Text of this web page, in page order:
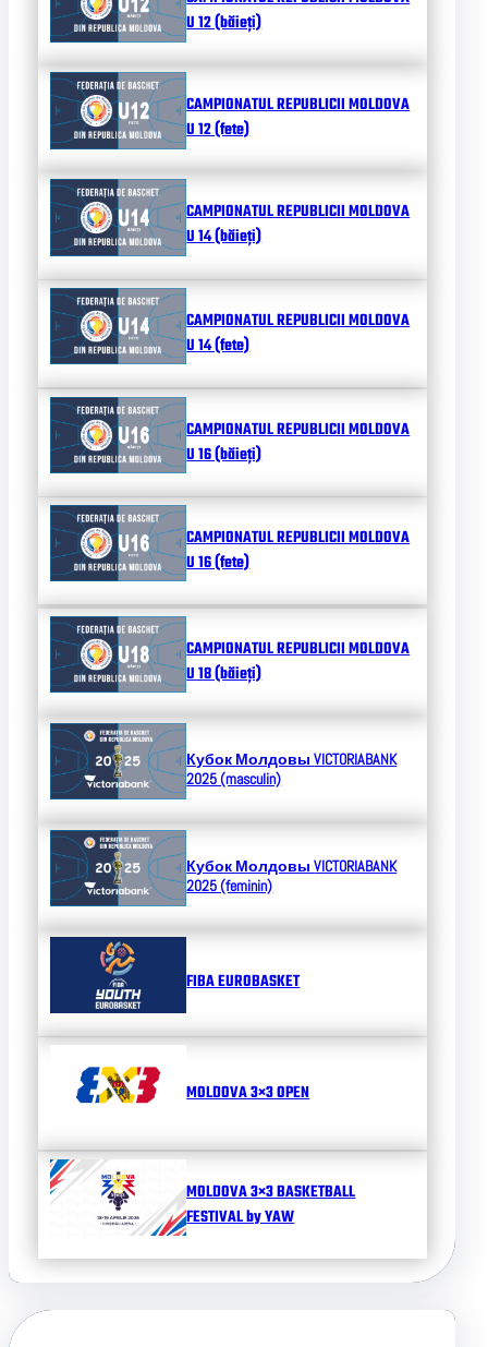
U 12 (băieți)
CAMPIONATUL REPUBLICII MOLDOVA
U 12 (fete)
CAMPIONATUL REPUBLICII MOLDOVA
U 14 (băieți)
CAMPIONATUL REPUBLICII MOLDOVA
U 14 (fete)
CAMPIONATUL REPUBLICII MOLDOVA
U 16 (băieți)
CAMPIONATUL REPUBLICII MOLDOVA
U 16 (fete)
CAMPIONATUL REPUBLICII MOLDOVA
U 18 (băieți)
Кубок МолдовыVICTORIABANK
2025 (masculin)
Кубок МолдовыVICTORIABANK
2025 (feminin)
FIBA EUROBASKET
MOLDOVA 3×3 OPEN
MOLDOVA 3×3 BASKETBALL
FESTIVAL by YAW